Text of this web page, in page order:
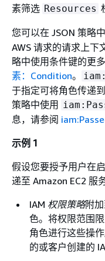
素筛选 Resources
您可以在 JSON 策略
AWS 请求的请求上下
略中使用条件键的更
素：Condition。
于指定可将角色传递
策略中使用
息，请参阅
示例 1
假设您要授予用户在
递至 Amazon EC2 服
IAM 权限策略附
色。将权限范围
角色进行这些操
的或客户创建的